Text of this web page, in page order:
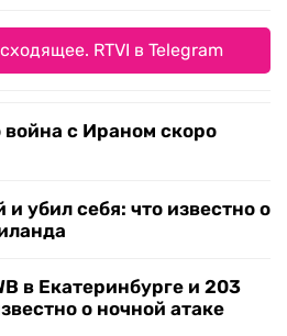
RTVI в Telegram
война с Ираном скоро
убил себя: что известно о
в Екатеринбурге и 203
о ночной атаке